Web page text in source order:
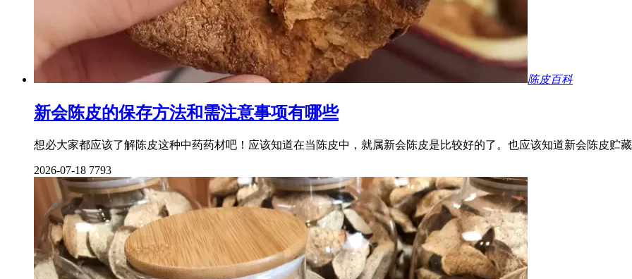
陈皮百科
新会陈皮的保存方法和需注意事项有哪些
想必大家都应该了解陈皮这种中药药材吧！应该知道在当陈皮中，就属新会陈皮是比较好的了。也应该知道新会陈皮贮
2026-07-18 7793